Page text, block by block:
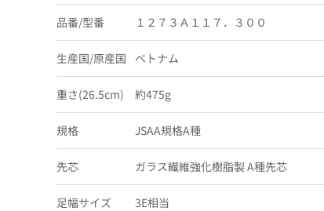
品番/型番 １２７３Ａ１１７．３００
生産国/原産国 ベトナム
重さ(26.5cm) 約475g
規格 JSAA規格A種
先芯 ガラス繊維強化樹脂製 A種先芯
足幅サイズ 3E相当